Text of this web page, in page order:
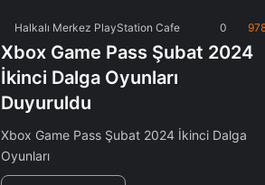
Halkalı Merkez PlayStation Cafe 0
Xbox Game Pass Şubat 2024
İkinci Dalga Oyunları
Duyuruldu
Xbox Game Pass Şubat 2024 İkinci Dalga
Oyunları